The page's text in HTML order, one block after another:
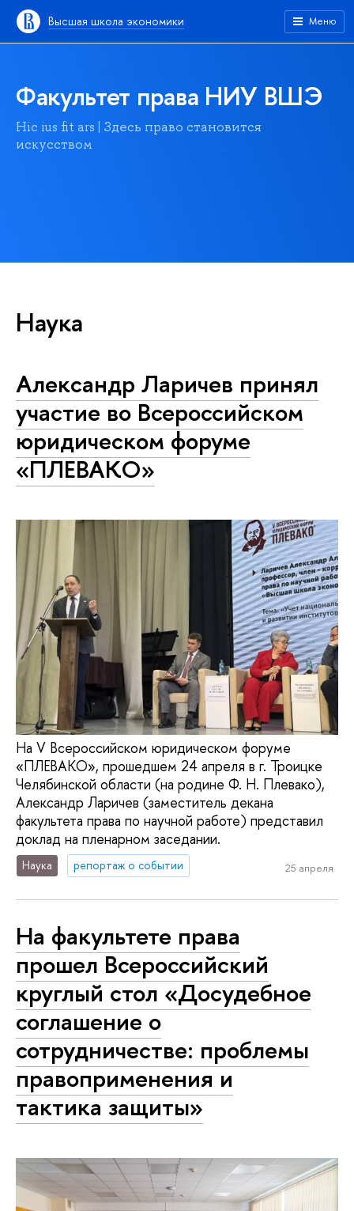
Высшая школа экономики Меню
Факультет права НИУ ВШЭ
Hic ius fit ars | Здесь право становится
искусством
Наука
Александр Ларичев принял
участие во Всероссийском
юридическом форуме
«ПЛЕВАКО»
На V Всероссийском юридическом форуме
«ПЛЕВАКО», прошедшем 24 апреля в г. Троицке
Челябинской области (на родине Ф. Н. Плевако),
Александр Ларичев (заместитель декана
факультета права по научной работе) представил
доклад на пленарном заседании.
Наука репортаж о событии 25 апреля
На факультете права
прошел Всероссийский
круглый стол «Досудебное
соглашение о
сотрудничестве: проблемы
правоприменения и
тактика защиты»